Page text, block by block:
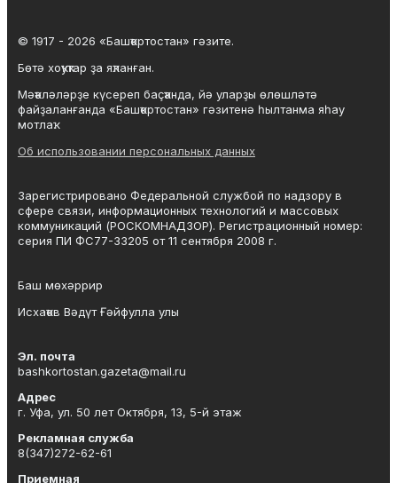
© 1917 - 2026 «Башҡортостан» гәзите.
Бөтә хоҡуҡтар ҙа яҡланған.
Мәҡәләләрҙе күсереп баҫҡанда, йә уларҙы өлөшләтә
файҙаланғанда «Башҡортостан» гәзитенә һылтанма яһау
мотлаҡ.
Об использовании персональных данных
Зарегистрировано Федеральной службой по надзору в
сфере связи, информационных технологий и массовых
коммуникаций (РОСКОМНАДЗОР). Регистрационный номер:
серия ПИ ФС77-33205 от 11 сентября 2008 г.
Баш мөхәррир
Исхаҡов Вәдүт Ғәйфулла улы
Эл. почта
bashkortostan.gazeta@mail.ru
Адрес
г. Уфа, ул. 50 лет Октября, 13, 5-й этаж
Рекламная служба
8(347)272-62-61
Приемная